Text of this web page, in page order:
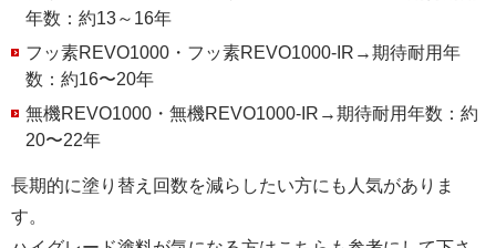
年数：約13～16年
フッ素REVO1000・フッ素REVO1000-IR→期待耐用年
数：約16〜20年
無機REVO1000・無機REVO1000-IR→期待耐用年数：約
20〜22年
長期的に塗り替え回数を減らしたい方にも人気がありま
す。